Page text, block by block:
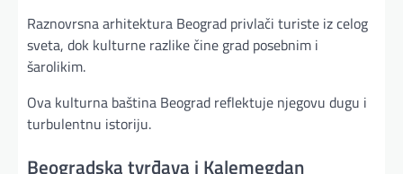
Raznovrsna arhitektura Beograd privlači turiste iz celog
sveta, dok kulturne razlike čine grad posebnim i
šarolikim.
Ova kulturna baština Beograd reflektuje njegovu dugu i
turbulentnu istoriju.
Beogradska tvrđava i Kalemegdan